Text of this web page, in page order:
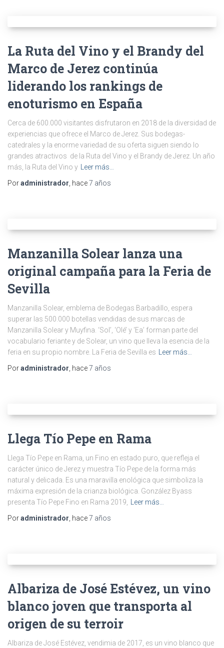
La Ruta del Vino y el Brandy del
Marco de Jerez continúa
liderando los rankings de
enoturismo en España
Cerca de 600.000 visitantes disfrutaron en 2018 de la diversidad de
experiencias que ofrece el Marco de Jerez. Sus bodegas-
catedrales y la enorme variedad de su oferta siguen siendo lo
grandes atractivos de la Ruta del Vino y el Brandy de Jerez. Un año
más, la Ruta del Vino y
Leer más…
Poradministrador , hace7 años
Manzanilla Solear lanza una
original campaña para la Feria de
Sevilla
Manzanilla Solear, emblema de Bodegas Barbadillo, espera
superar las 500.000 botellas vendidas de sus marcas de
Manzanilla Solear y Muyfina. ‘Sol’, ‘Olé’ y ‘Ea’ forman parte del
vocabulario feriante y de Solear, un vino que lleva la esencia de la
feria en su propio nombre. La Feria de Sevilla es
Leer más…
Poradministrador , hace7 años
Llega Tío Pepe en Rama
Llega Tío Pepe en Rama, un Fino en estado puro, que refleja el
carácter único de Jerez y muestra Tío Pepe de la forma más
natural y delicada. Es una maravilla enológica que simboliza la
máxima expresión de la crianza biológica. González Byass
presenta Tío Pepe Fino en Rama 2019,
Leer más…
Poradministrador , hace7 años
Albariza de José Estévez, un vino
blanco joven que transporta al
origen de su terroir
Albariza de José Estévez, vendimia de 2017, es un vino blanco que